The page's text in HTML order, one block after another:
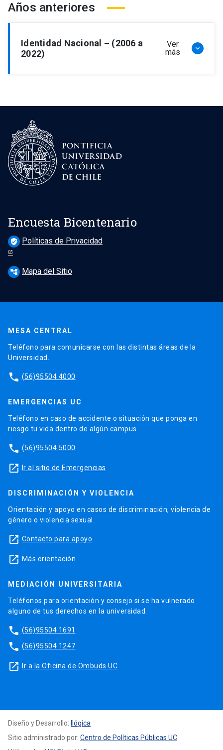
Años anteriores
Identidad Nacional – (2006 a
2022)
Ver
más
keyboard_arrow_down
Resultados 2009
Resultados 2007
Resultados 2006
Encuesta Bicentenario
verified_user Políticas de Privacidad
account_tree Mapa del Sitio
MESA CENTRAL
Teléfono para comunicarse con las distintas áreas de la
Universidad.
phone (56)95504 4000
EMERGENCIAS UC
Teléfono en caso de accidente o situación que ponga en
riesgo tu vida dentro de algún campus.
phone (56)95504 5000
launch Ir al sitio de Emergencias
DISCRIMINACIÓN Y VIOLENCIA
Orientación y apoyo en casos de discriminación, violencia de
género o violencia sexual.
launch Contacto para apoyo
launch Más orientación
MEDIACIÓN UNIVERSITARIA
Teléfonos para orientación y consejo si se ha vulnerado
alguno de tus derechos en la universidad.
phone (56)95504 1691
phone (56)95504 1247
launch Ir a la Oficina de Ombuds UC
Diseño y Desarrollo:
Ilógica
Sitio administrado por: Centro de Políticas Públicas UC